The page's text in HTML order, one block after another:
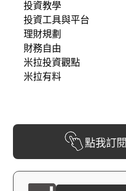
投資教學
投資工具與平台
理財規劃
財務自由
米拉投資觀點
米拉有料
點我訂